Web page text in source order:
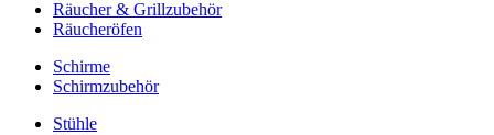
Räucher & Grillzubehör
Räucheröfen
Schirme
Schirmzubehör
Stühle